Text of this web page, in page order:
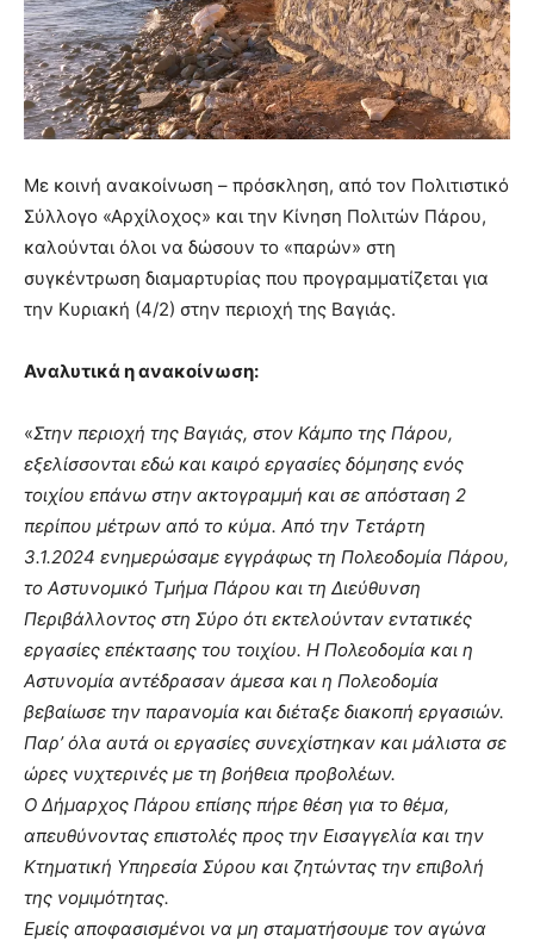
Με κοινή ανακοίνωση – πρόσκληση, από τον Πολιτιστικό
Σύλλογο «Αρχίλοχος» και την Κίνηση Πολιτών Πάρου,
καλούνται όλοι να δώσουν το «παρών» στη
συγκέντρωση διαμαρτυρίας που προγραμματίζεται για
την Κυριακή (4/2) στην περιοχή της Βαγιάς.
Αναλυτικά η ανακοίνωση:
«Στην περιοχή της Βαγιάς, στον Κάμπο της Πάρου,
εξελίσσονται εδώ και καιρό εργασίες δόμησης ενός
τοιχίου επάνω στην ακτογραμμή και σε απόσταση 2
περίπου μέτρων από το κύμα. Από την Τετάρτη
3.1.2024 ενημερώσαμε εγγράφως τη Πολεοδομία Πάρου,
το Αστυνομικό Τμήμα Πάρου και τη Διεύθυνση
Περιβάλλοντος στη Σύρο ότι εκτελούνταν εντατικές
εργασίες επέκτασης του τοιχίου. Η Πολεοδομία και η
Αστυνομία αντέδρασαν άμεσα και η Πολεοδομία
βεβαίωσε την παρανομία και διέταξε διακοπή εργασιών.
Παρ’ όλα αυτά οι εργασίες συνεχίστηκαν και μάλιστα σε
ώρες νυχτερινές με τη βοήθεια προβολέων.
Ο Δήμαρχος Πάρου επίσης πήρε θέση για το θέμα,
απευθύνοντας επιστολές προς την Εισαγγελία και την
Κτηματική Υπηρεσία Σύρου και ζητώντας την επιβολή
της νομιμότητας.
Εμείς αποφασισμένοι να μη σταματήσουμε τον αγώνα